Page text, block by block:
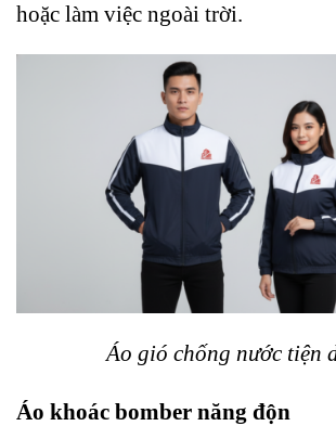
hoặc làm việc ngoài trời.
Áo gió chống nước tiện
Áo khoác bomber năng độn